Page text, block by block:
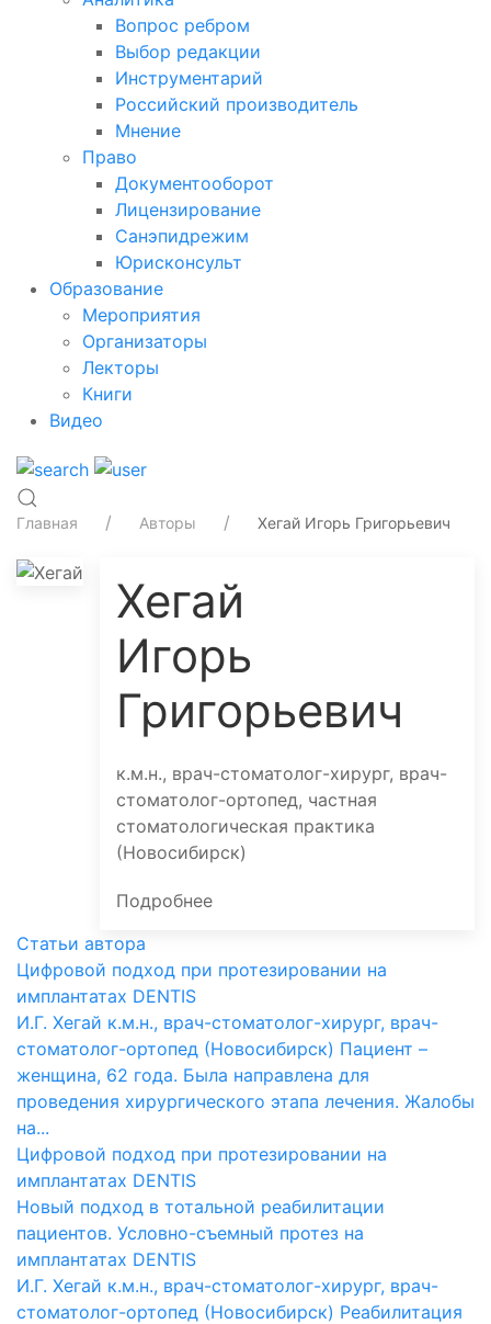
Вопрос ребром
Выбор редакции
Инструментарий
Российский производитель
Мнение
Право
Документооборот
Лицензирование
Санэпидрежим
Юрисконсульт
Образование
Мероприятия
Организаторы
Лекторы
Книги
Видео
Главная Авторы Хегай Игорь Григорьевич
Хегай
Игорь
Григорьевич
к.м.н., врач-стоматолог-хирург, врач-
стоматолог-ортопед, частная
стоматологическая практика
(Новосибирск)
Подробнее
Статьи автора
Цифровой подход при протезировании на
имплантатах DENTIS
И.Г. Хегай к.м.н., врач-стоматолог-хирург, врач-
стоматолог-ортопед (Новосибирск) Пациент –
женщина, 62 года. Была направлена для
проведения хирургического этапа лечения. Жалобы
на...
Цифровой подход при протезировании на
имплантатах DENTIS
Новый подход в тотальной реабилитации
пациентов. Условно-съемный протез на
имплантатах DENTIS
И.Г. Хегай к.м.н., врач-стоматолог-хирург, врач-
стоматолог-ортопед (Новосибирск) Реабилитация